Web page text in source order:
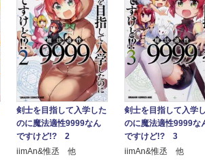
剣士を目指して入学した
のに魔法適性9999なん
ですけど!? 2
iimAn&惟丞 他
剣士を目指して入学
のに魔法適性9999な
ですけど!? 3
iimAn&惟丞 他